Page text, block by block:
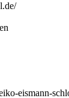
eismann-